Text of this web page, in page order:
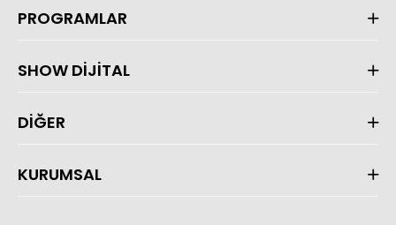
PROGRAMLAR
SHOW DİJİTAL
DİĞER
KURUMSAL